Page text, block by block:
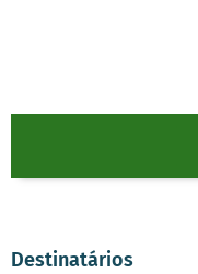
Destinatários